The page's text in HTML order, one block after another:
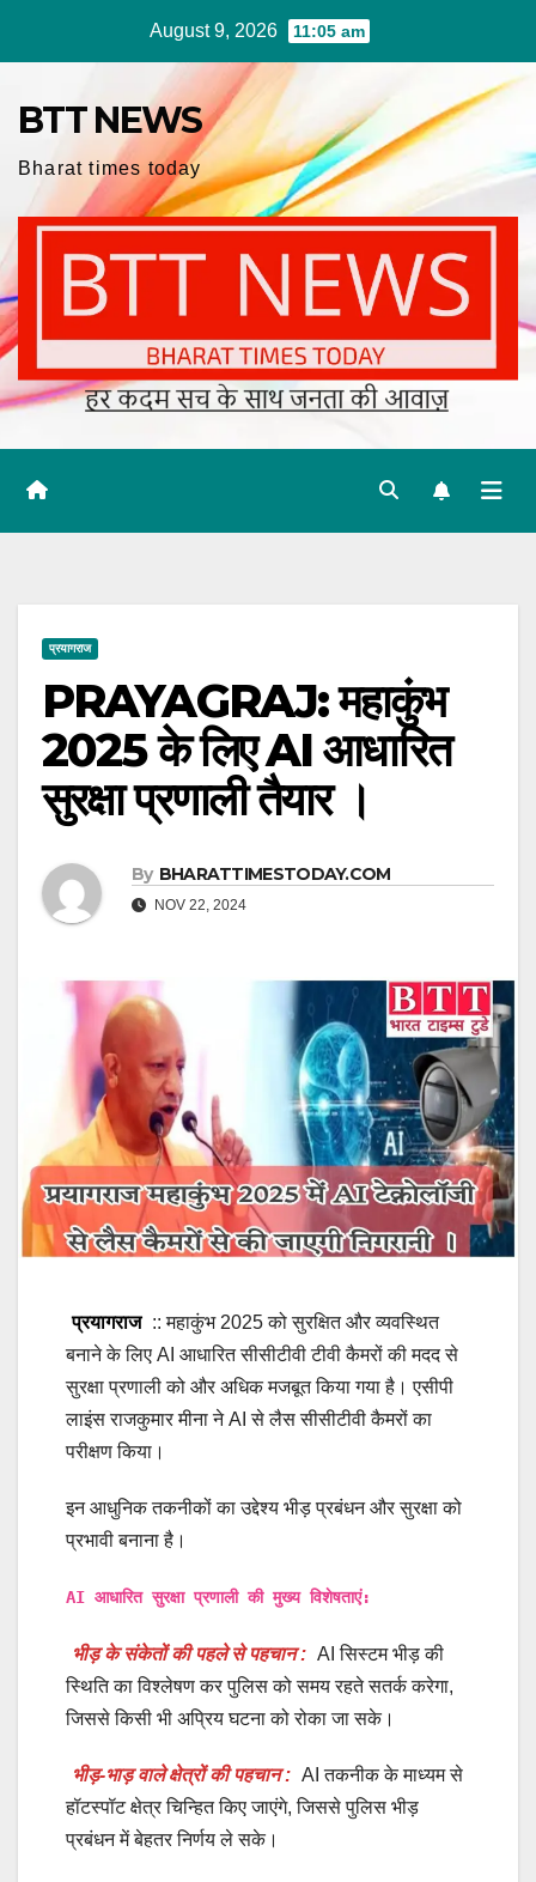
August 9, 2026 11:05 am
BTT NEWS
Bharat times today
प्रयागराज
PRAYAGRAJ: महाकुंभ
2025 के लिए AI आधारित
सुरक्षा प्रणाली तैयार ।
By BHARATTIMESTODAY.COM
NOV 22, 2024
प्रयागराज :: महाकुंभ 2025 को सुरक्षित और व्यवस्थित
बनाने के लिए AI आधारित सीसीटीवी टीवी कैमरों की मदद से
सुरक्षा प्रणाली को और अधिक मजबूत किया गया है। एसीपी
लाइंस राजकुमार मीना ने AI से लैस सीसीटीवी कैमरों का
परीक्षण किया।
इन आधुनिक तकनीकों का उद्देश्य भीड़ प्रबंधन और सुरक्षा को
प्रभावी बनाना है।
AI आधारित सुरक्षा प्रणाली की मुख्य विशेषताएं:
भीड़ के संकेतों की पहले से पहचान : AI सिस्टम भीड़ की
स्थिति का विश्लेषण कर पुलिस को समय रहते सतर्क करेगा,
जिससे किसी भी अप्रिय घटना को रोका जा सके।
भीड़-भाड़ वाले क्षेत्रों की पहचान : AI तकनीक के माध्यम से
हॉटस्पॉट क्षेत्र चिन्हित किए जाएंगे, जिससे पुलिस भीड़
प्रबंधन में बेहतर निर्णय ले सके।